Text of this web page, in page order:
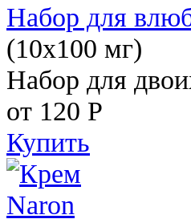
Набор для
(10х100 мг)
Набор для
от 120 Р
Купить